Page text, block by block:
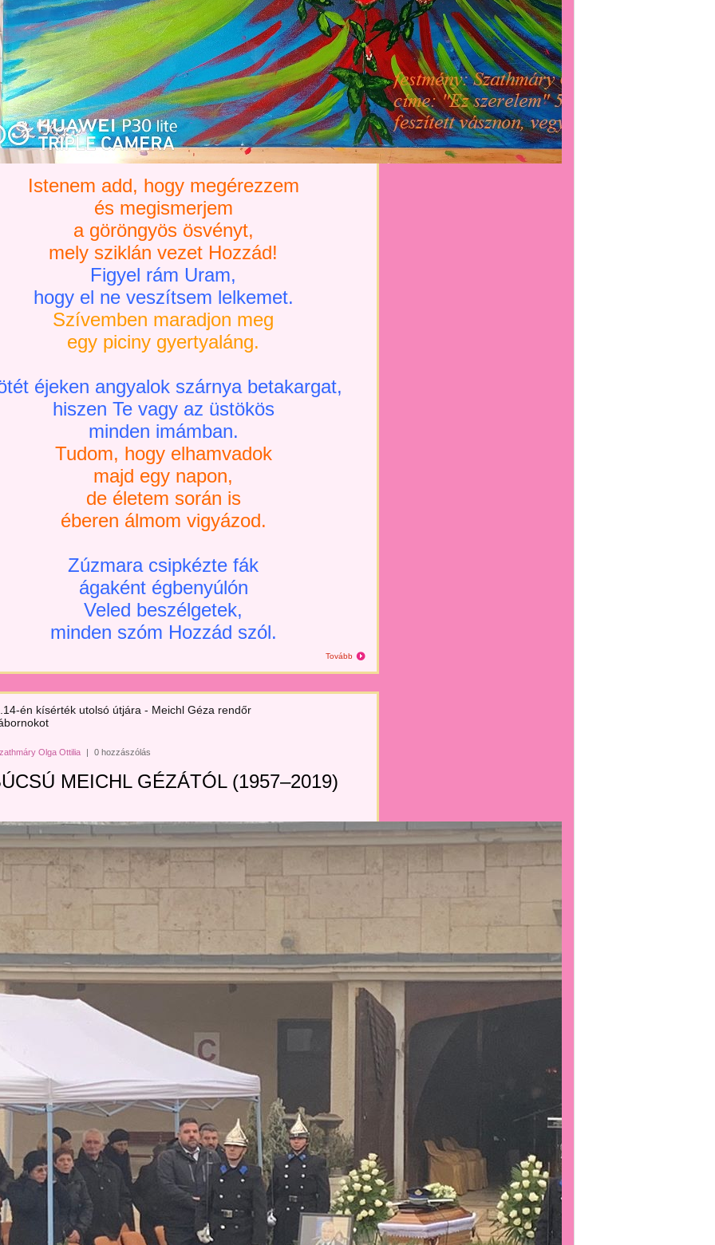
Istenem add, hogy megérezzem
és megismerjem
a göröngyös ösvényt,
mely sziklán vezet Hozzád!
Figyel rám Uram,
hogy el ne veszítsem lelkemet.
Szívemben maradjon meg
egy piciny gyertyaláng.
éjeken angyalok szárnya betakargat,
hiszen Te vagy az üstökös
minden imámban.
Tudom, hogy elhamvadok
majd egy napon,
de életem során is
éberen álmom vigyázod.
Zúzmara csipkézte fák
ágaként égbenyúlón
Veled beszélgetek,
minden szóm Hozzád szól.
Tovább
én kísérték utolsó útjára - Meichl Géza rendőr
Olga Ottilia | 0 hozzászólás
MEICHL GÉZÁTÓL (1957–2019)